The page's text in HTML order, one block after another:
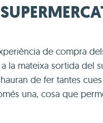
de compra
a la mateixa sortida
de fer tantes
una, cosa que